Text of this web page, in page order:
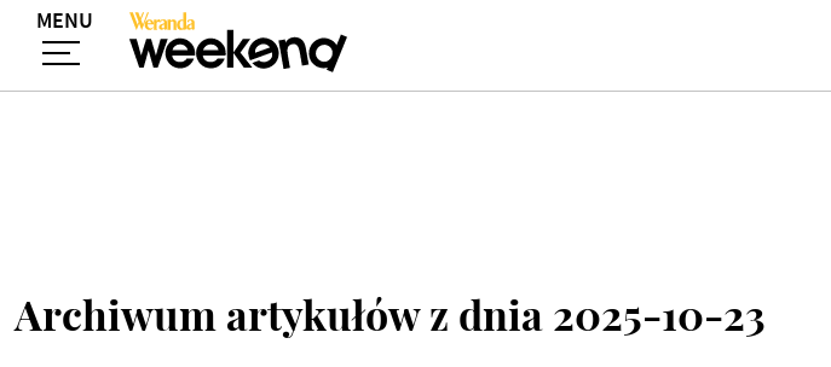
MENU
Archiwum artykułów z dnia 2025-10-23